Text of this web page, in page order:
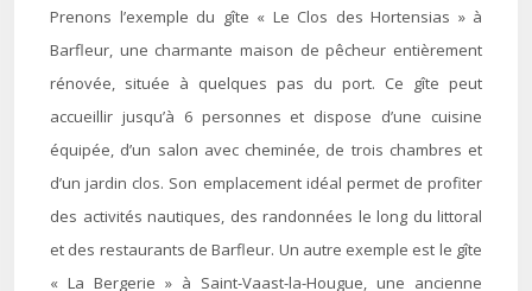
Prenons l’exemple du gîte « Le Clos des Hortensias » à
Barfleur, une charmante maison de pêcheur entièrement
rénovée, située à quelques pas du port. Ce gîte peut
accueillir jusqu’à 6 personnes et dispose d’une cuisine
équipée, d’un salon avec cheminée, de trois chambres et
d’un jardin clos. Son emplacement idéal permet de profiter
des activités nautiques, des randonnées le long du littoral
et des restaurants de Barfleur. Un autre exemple est le gîte
« La Bergerie » à Saint-Vaast-la-Hougue, une ancienne